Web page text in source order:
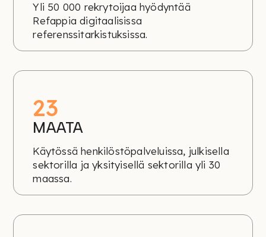
Yli 50 000 rekrytoijaa hyödyntää
Refappia digitaalisissa
referenssitarkistuksissa.
30
MAATA
Käytössä henkilöstöpalveluissa, julkisella
sektorilla ja yksityisellä sektorilla yli 30
maassa.